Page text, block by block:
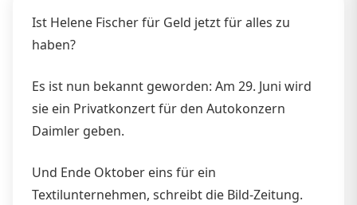
Ist Helene Fischer für Geld jetzt für alles zu
haben?
Es ist nun bekannt geworden: Am 29. Juni wird
sie ein Privatkonzert für den Autokonzern
Daimler geben.
Und Ende Oktober eins für ein
Textilunternehmen, schreibt die Bild-Zeitung.